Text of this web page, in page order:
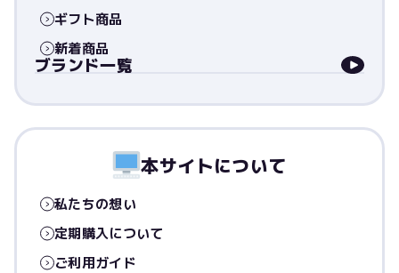
ギフト商品
新着商品
ブランド一覧
本サイトについて
私たちの想い
定期購入について
ご利用ガイド